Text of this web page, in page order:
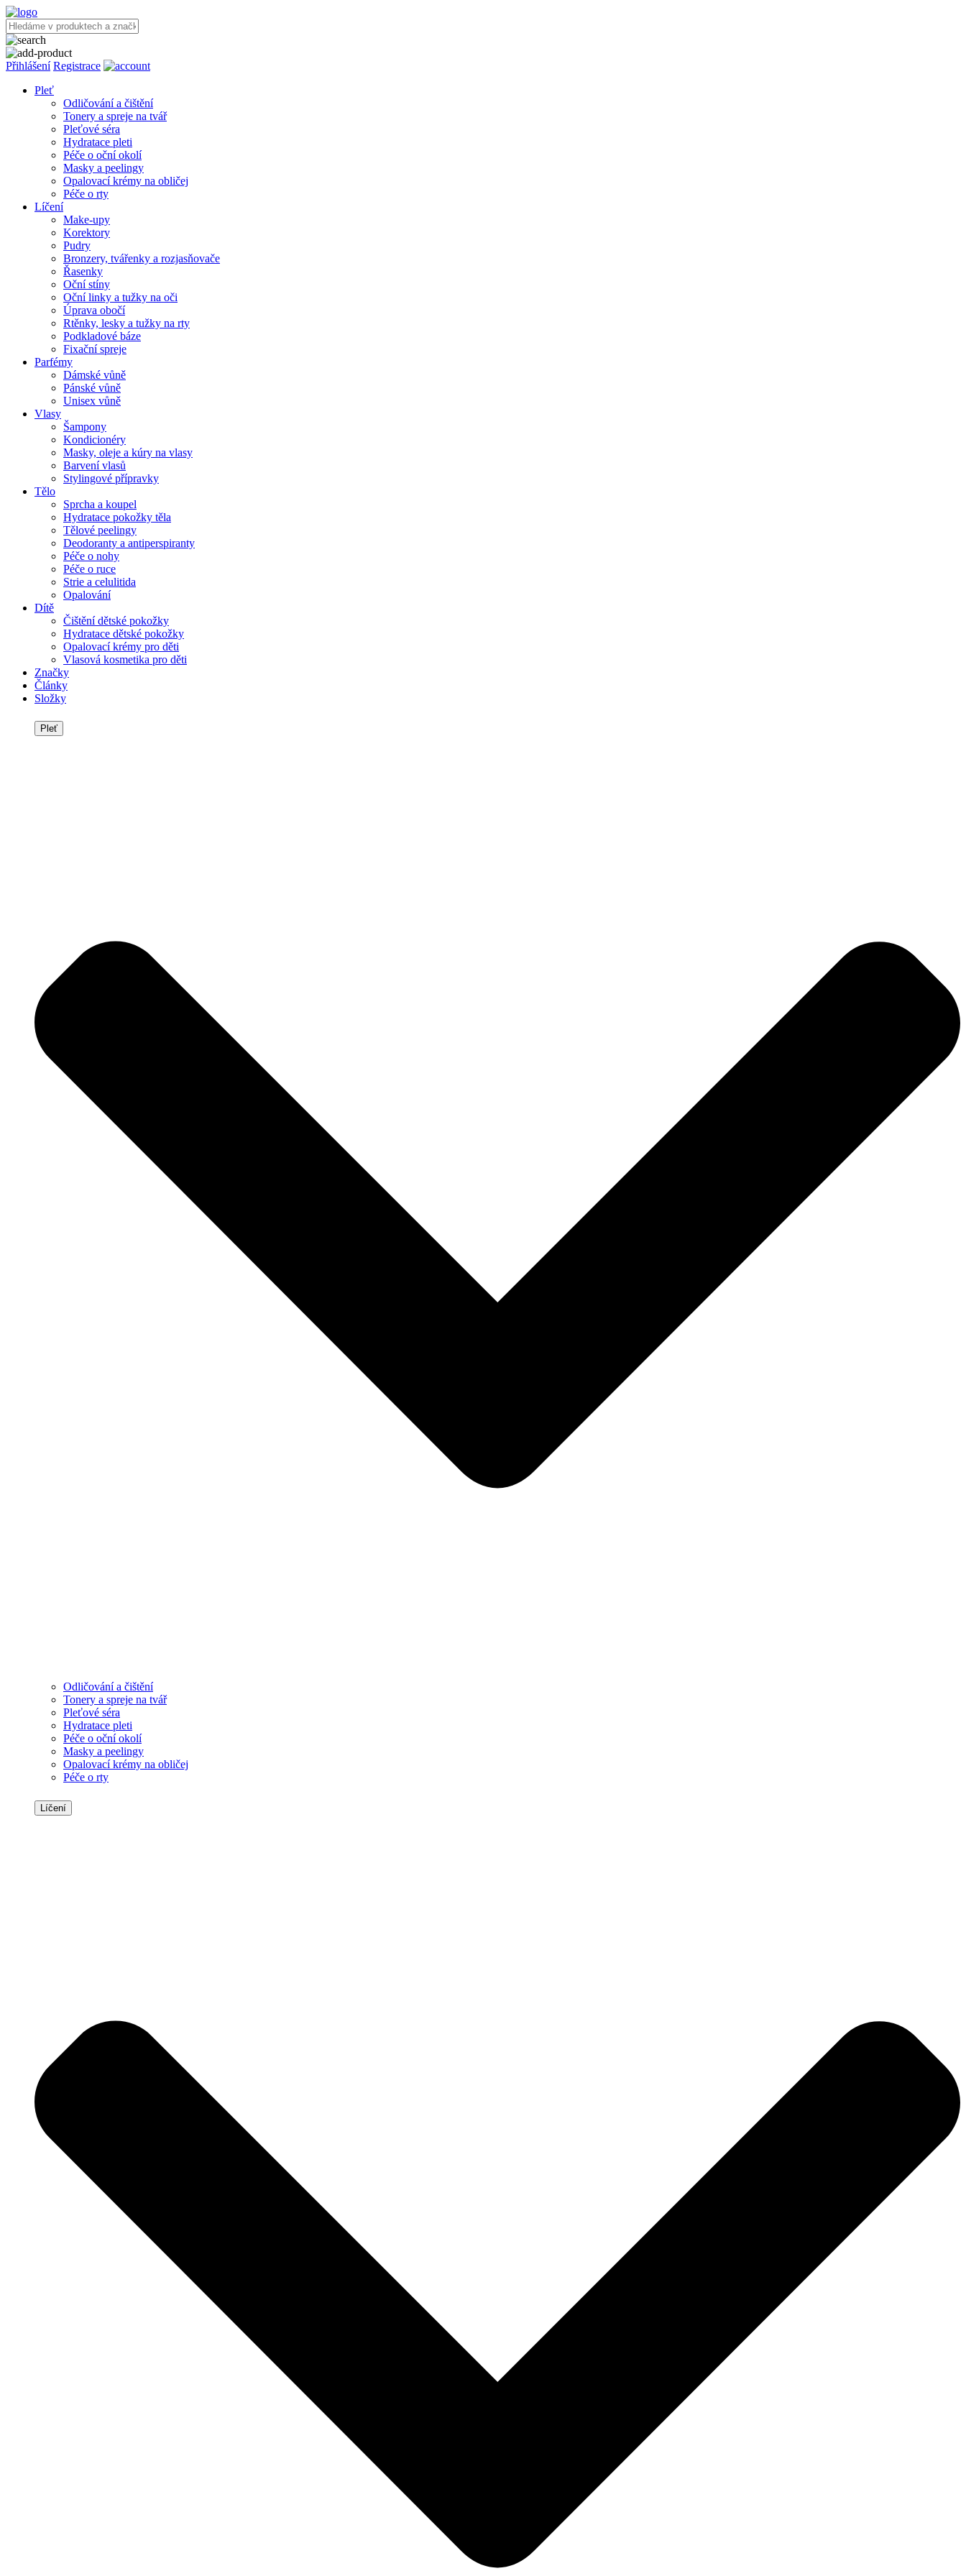
Přihlášení Registrace
Pleť
Odličování a čištění
Tonery a spreje na tvář
Pleťové séra
Hydratace pleti
Péče o oční okolí
Masky a peelingy
Opalovací krémy na obličej
Péče o rty
Líčení
Make-upy
Korektory
Pudry
Bronzery, tvářenky a rozjasňovače
Řasenky
Oční stíny
Oční linky a tužky na oči
Úprava obočí
Rtěnky, lesky a tužky na rty
Podkladové báze
Fixační spreje
Parfémy
Dámské vůně
Pánské vůně
Unisex vůně
Vlasy
Šampony
Kondicionéry
Masky, oleje a kúry na vlasy
Barvení vlasů
Stylingové přípravky
Tělo
Sprcha a koupel
Hydratace pokožky těla
Tělové peelingy
Deodoranty a antiperspiranty
Péče o nohy
Péče o ruce
Strie a celulitida
Opalování
Dítě
Čištění dětské pokožky
Hydratace dětské pokožky
Opalovací krémy pro děti
Vlasová kosmetika pro děti
Značky
Články
Složky
Pleť
Odličování a čištění
Tonery a spreje na tvář
Pleťové séra
Hydratace pleti
Péče o oční okolí
Masky a peelingy
Opalovací krémy na obličej
Péče o rty
Líčení